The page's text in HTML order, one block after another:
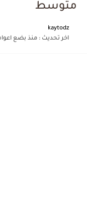
متوسط
kaytodz
اخر تحديث :منذ بضع